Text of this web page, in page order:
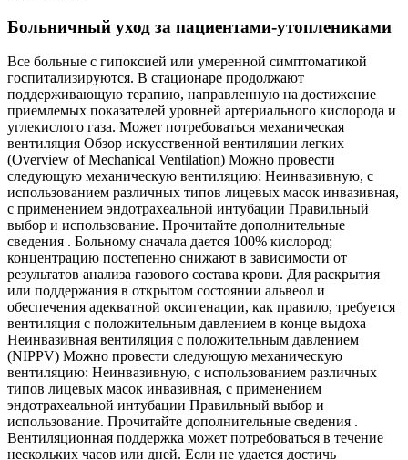
Больничный уход за пациентами-утоплениками
Все больные с гипоксией или умеренной симптоматикой
госпитализируются. В стационаре продолжают
поддерживающую терапию, направленную на достижение
приемлемых показателей уровней артериального кислорода и
углекислого газа. Может потребоваться механическая
вентиляция Обзор искусственной вентиляции легких
(Overview of Mechanical Ventilation) Можно провести
следующую механическую вентиляцию: Неинвазивную, с
использованием различных типов лицевых масок инвазивная,
с применением эндотрахеальной интубации Правильный
выбор и использование. Прочитайте дополнительные
сведения . Больному сначала дается 100% кислород;
концентрацию постепенно снижают в зависимости от
результатов анализа газового состава крови. Для раскрытия
или поддержания в открытом состоянии альвеол и
обеспечения адекватной оксигенации, как правило, требуется
вентиляция с положительным давлением в конце выдоха
Неинвазивная вентиляция с положительным давлением
(NIPPV) Можно провести следующую механическую
вентиляцию: Неинвазивную, с использованием различных
типов лицевых масок инвазивная, с применением
эндотрахеальной интубации Правильный выбор и
использование. Прочитайте дополнительные сведения .
Вентиляционная поддержка может потребоваться в течение
нескольких часов или дней. Если не удается достичь